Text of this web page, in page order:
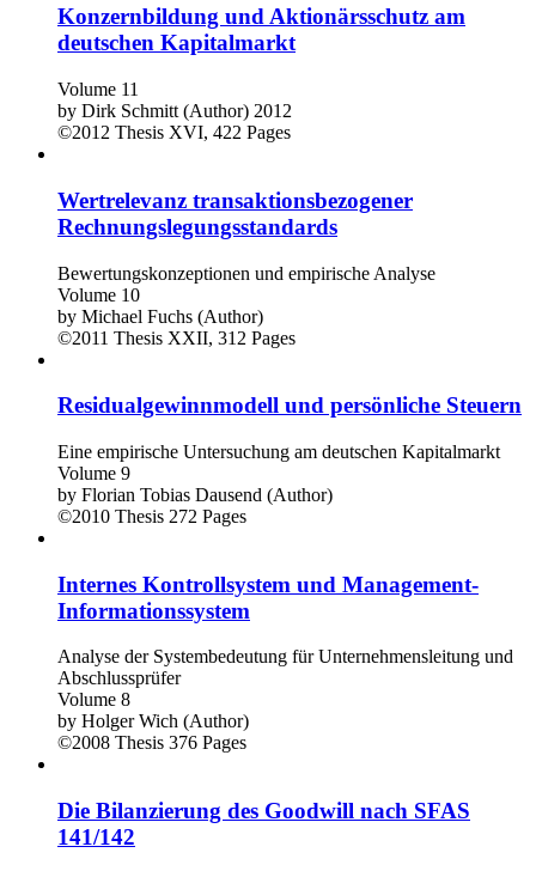
Konzernbildung und Aktionärsschutz am
deutschen Kapitalmarkt
Volume 11
by Dirk Schmitt (Author) 2012
©2012 Thesis XVI, 422 Pages
Wertrelevanz transaktionsbezogener
Rechnungslegungsstandards
Bewertungskonzeptionen und empirische Analyse
Volume 10
by Michael Fuchs (Author)
©2011 Thesis XXII, 312 Pages
Residualgewinnmodell und persönliche Steuern
Eine empirische Untersuchung am deutschen Kapitalmarkt
Volume 9
by Florian Tobias Dausend (Author)
©2010 Thesis 272 Pages
Internes Kontrollsystem und Management-
Informationssystem
Analyse der Systembedeutung für Unternehmensleitung und
Abschlussprüfer
Volume 8
by Holger Wich (Author)
©2008 Thesis 376 Pages
Die Bilanzierung des Goodwill nach SFAS
141/142